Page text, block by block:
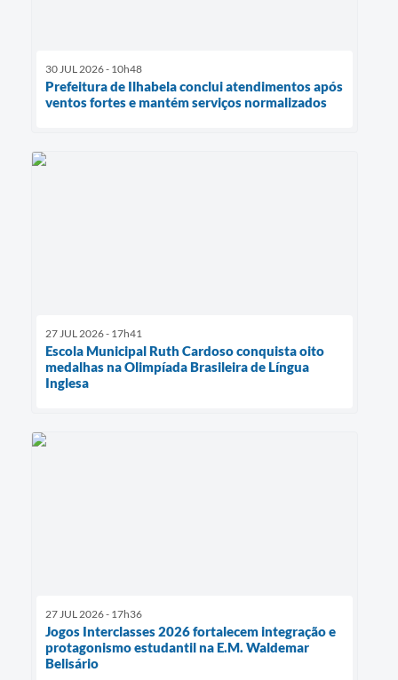
30 JUL 2026 - 10h48
Prefeitura de Ilhabela conclui atendimentos após
ventos fortes e mantém serviços normalizados
27 JUL 2026 - 17h41
Escola Municipal Ruth Cardoso conquista oito
medalhas na Olimpíada Brasileira de Língua
Inglesa
27 JUL 2026 - 17h36
Jogos Interclasses 2026 fortalecem integração e
protagonismo estudantil na E.M. Waldemar
Belisário